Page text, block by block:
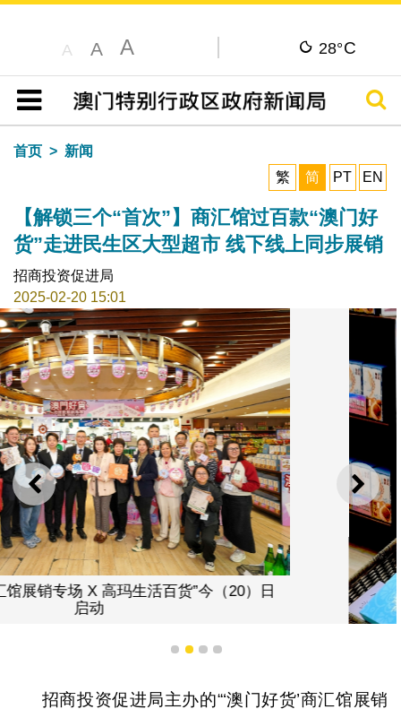
A A A 28°C
目录
搜寻
首页
新闻
繁
简 PT EN
【解锁三个“首次”】商汇馆过百款“澳门好
货”走进民生区大型超市 线下线上同步展销
招商投资促进局
2025-02-20 15:01
上一则 下一
1 2 3 4
招商投资促进局主办的“‘澳门好货’商汇馆展销